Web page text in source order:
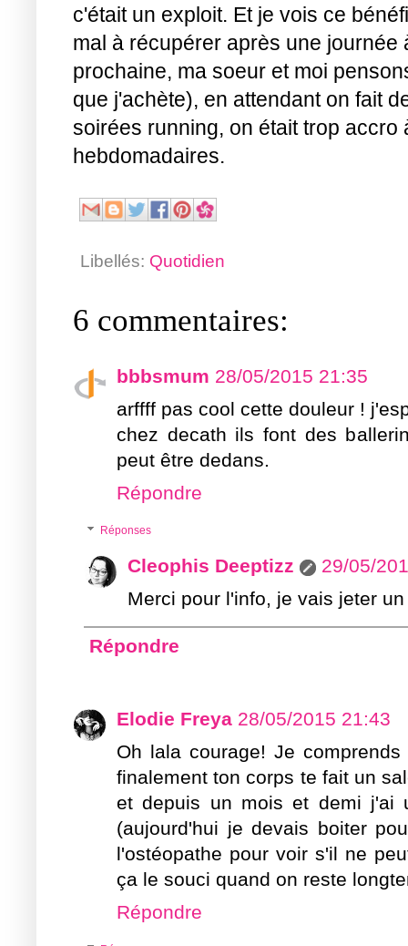
c'était un exploit. Et je vois ce
mal à récupérer après une
prochaine, ma soeur et moi
que j'achète), en attendant on fait
soirées running, on était trop
hebdomadaires.
Libellés: Quotidien
6 commentaires:
bbbsmum 28/05/2015 21:35
arffff pas cool cette douleur !
chez decath ils font des
peut être dedans.
Répondre
Réponses
Cleophis Deeptizz
29/05/
Merci pour l'info, je vais jeter
Répondre
Elodie Freya 28/05/2015 21:43
Oh lala courage! Je
finalement ton corps te fait un
et depuis un mois et demi j'ai
(aujourd'hui je devais boiter
l'ostéopathe pour voir s'il ne
ça le souci quand on reste
Répondre